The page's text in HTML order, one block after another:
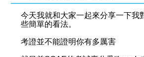
今天我就和大家一起來分享一下我
些簡單的看法。
考證並不能證明你有多厲害